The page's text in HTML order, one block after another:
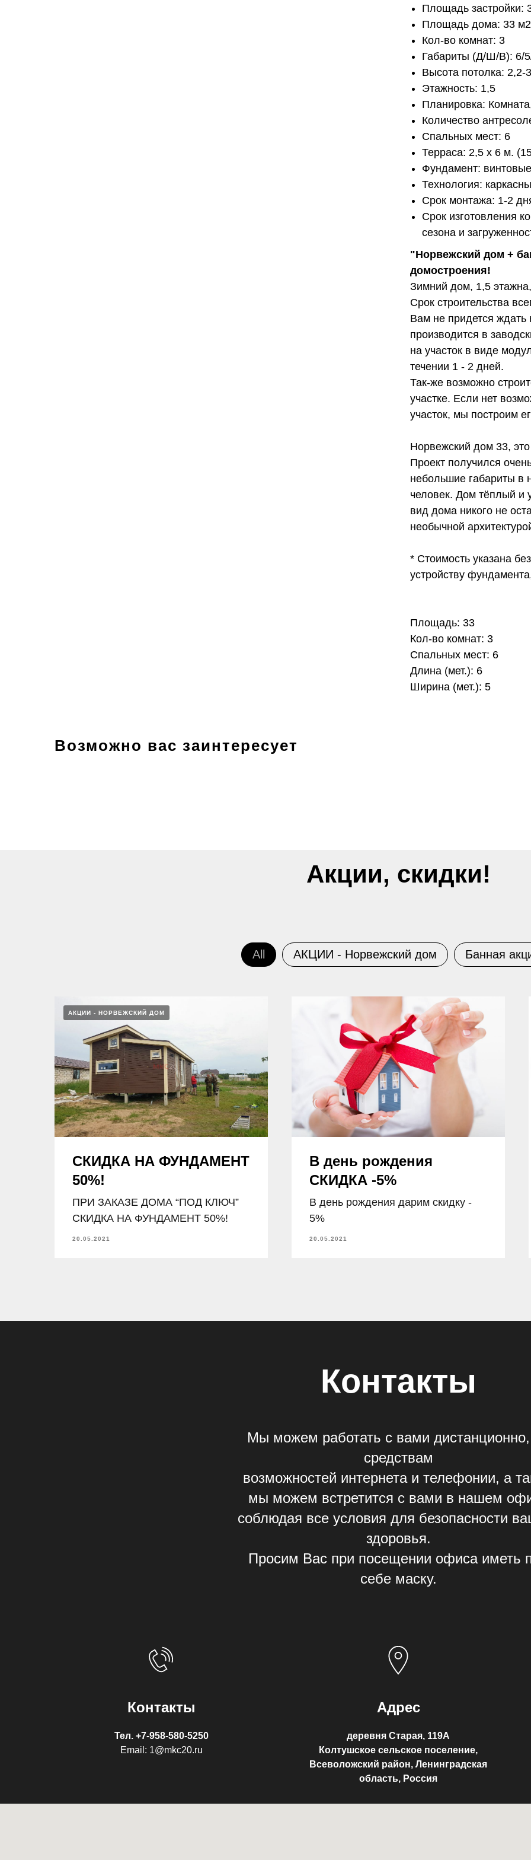
Площадь застройки:
Площадь дома: 33 м2
Кол-во комнат: 3
Габариты (Д/Ш/В): 6/
Высота потолка: 2,2-
Этажность: 1,5
Планировка:
Количество
Спальных мест: 6
Терраса: 2,5 х 6 м.
Фундамент:
Технология:
Срок монтажа: 1-2
Срок изготовления
сезона и
"Норвежский дом +
домостроения!
Зимний дом, 1,5
Срок строительства
Вам не придется
производится в
на участок в виде
течении 1 - 2 дней.
Так-же возможно
участке. Если нет
участок, мы построим
Норвежский дом 33,
Проект получился
небольшие габариты в
человек. Дом тёплый и
вид дома никого не
необычной
* Стоимость указана
устройству
Площадь: 33
Кол-во комнат: 3
Спальных мест: 6
Длина (мет.): 6
Ширина (мет.): 5
Возможно вас заинтересует
Акции, скидки!
All АКЦИИ - Норвежский дом Банная
АКЦИИ - НОРВЕЖСКИЙ ДОМ
СКИДКА НА ФУНДАМЕНТ
50%!
ПРИ ЗАКАЗЕ ДОМА “ПОД КЛЮЧ”
СКИДКА НА ФУНДАМЕНТ 50%!
20.05.2021
В день рождения
СКИДКА -5%
В день рождения дарим скидку -
5%
20.05.2021
Контакты
Мы можем работать с вами
средствам
возможностей интернета и телефонии, а
мы можем встретится с вами в нашем
соблюдая все условия для безопасности
здоровья.
Просим Вас при посещении офиса иметь
себе маску.
Контакты
Тел. +7-958-580-5250
Email: 1@mkc20.ru
Адрес
деревня Старая, 119А
Колтушское сельское поселение,
Всеволожский район, Ленинградская
область, Россия